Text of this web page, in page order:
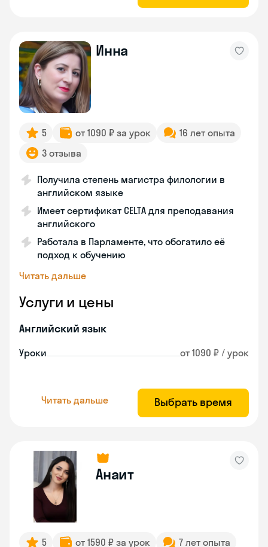
Инна
5 от 1090 ₽ за урок
16 лет опыта
3 отзыва
Получила степень магистра филологии в
английском языке
Имеет сертификат CELTA для преподавания
английского
Работала в Парламенте, что обогатило её
подход к обучению
Читать дальше
Услуги и цены
Английский язык
Уроки от 1090 ₽ / урок
Читать дальше Выбрать время
Анаит
5 от 1590 ₽ за урок 7 лет опыта